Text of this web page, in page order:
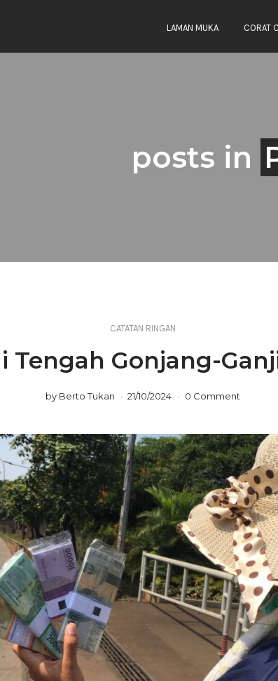
LAMAN MUKA CORAT
posts in
CATATAN RINGAN
Tengah Gonjang-
by Berto Tukan 21/10/2024 0 Comment